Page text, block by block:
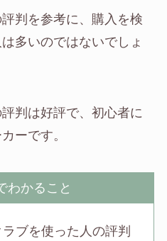
判を参考に、購入を検
多いのではないでしょ
判は好評で、初心者に
ーです。
わかること
ブを使った人の評判